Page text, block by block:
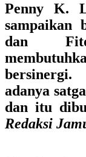
Penny K.
sampaikan
dan
bersinergi.
adanya
dan itu
Redaksi